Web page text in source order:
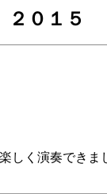
０１５
しく演奏できま